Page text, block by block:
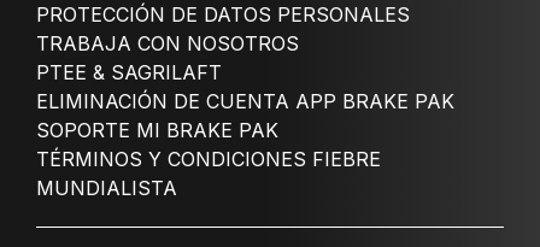
PROTECCIÓN DE DATOS PERSONALES
TRABAJA CON NOSOTROS
PTEE & SAGRILAFT
ELIMINACIÓN DE CUENTA APP BRAKE PAK
SOPORTE MI BRAKE PAK
TÉRMINOS Y CONDICIONES FIEBRE
MUNDIALISTA